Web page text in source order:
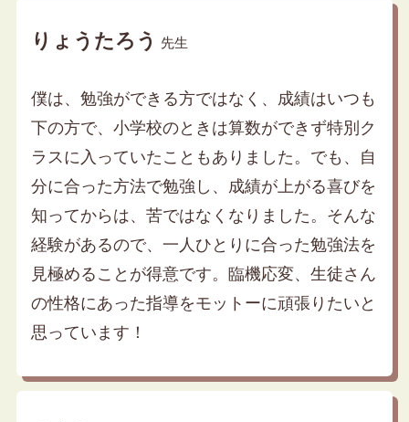
りょうたろう 先生
僕は、勉強ができる方ではなく、成績はいつも
下の方で、小学校のときは算数ができず特別ク
ラスに入っていたこともありました。でも、自
分に合った方法で勉強し、成績が上がる喜びを
知ってからは、苦ではなくなりました。そんな
経験があるので、一人ひとりに合った勉強法を
見極めることが得意です。臨機応変、生徒さん
の性格にあった指導をモットーに頑張りたいと
思っています！